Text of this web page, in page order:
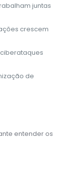
juntas
crescem
de
entender os